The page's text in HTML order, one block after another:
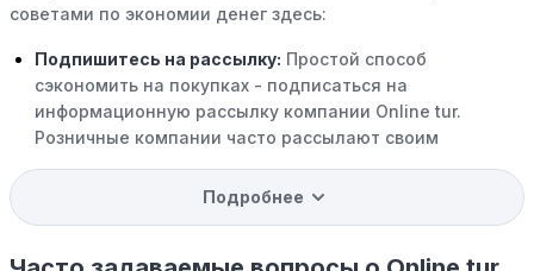
советами по экономии денег здесь:
Подпишитесь на рассылку: Простой способ
сэкономить на покупках - подписаться на
информационную рассылку компании Online tur.
Розничные компании часто рассылают своим
доступ к распродажам.
компании Online tur есть программы поощрения,
Подробнее